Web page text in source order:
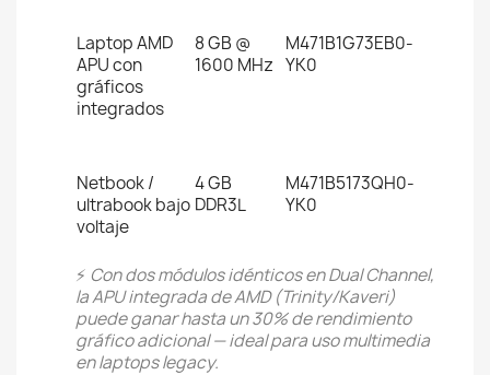
Laptop AMD
APU con
gráficos
integrados
8 GB @
1600 MHz
M471B1G73EB0-
YK0
Netbook /
ultrabook bajo
voltaje
4 GB
DDR3L
M471B5173QH0-
YK0
⚡ Con dos módulos idénticos en Dual Channel,
la APU integrada de AMD (Trinity/Kaveri)
puede ganar hasta un 30% de rendimiento
gráfico adicional — ideal para uso multimedia
en laptops legacy.